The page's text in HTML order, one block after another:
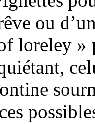
ou
loreley »